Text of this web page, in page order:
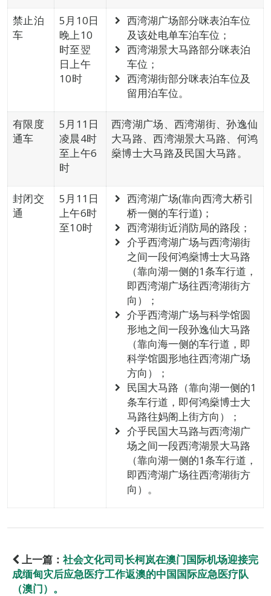
禁止泊
车
5月10日
晚上10
时至翌
日上午
10时
西湾湖广场部分咪表泊车位
及该处电单车泊车位；
西湾湖景大马路部分咪表泊
车位；
西湾湖街部分咪表泊车位及
留用泊车位。
有限度
通车
5月11日
凌晨4时
至上午6
时
西湾湖广场、西湾湖街、孙逸仙
大马路、西湾湖景大马路、何鸿
燊博士大马路及民国大马路。
封闭交
通
5月11日
上午6时
至10时
西湾湖广场(靠向西湾大桥引
桥一侧的车行道)；
西湾湖街近消防局的路段；
介乎西湾湖广场与西湾湖街
之间一段何鸿燊博士大马路
（靠向湖一侧的1条车行道，
即西湾湖广场往西湾湖街方
向）；
介乎西湾湖广场与科学馆圆
形地之间一段孙逸仙大马路
（靠向海一侧的车行道，即
科学馆圆形地往西湾湖广场
方向）；
民国大马路（靠向湖一侧的1
条车行道，即何鸿燊博士大
马路往妈阁上街方向）；
介乎民国大马路与西湾湖广
场之间一段西湾湖景大马路
（靠向湖一侧的1条车行道，
即西湾湖广场往西湾湖街方
向）。
上一篇： 社会文化司司长柯岚在澳门国际机场迎接完
成缅甸灾后应急医疗工作返澳的中国国际应急医疗队
（澳门）。